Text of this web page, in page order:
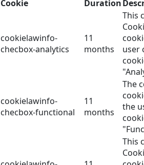
Cookie
Duration
cookielawinfo-
checbox-analytics
11
months
This
user
cookielawinfo-
checbox-functional
11
months
The
the
This